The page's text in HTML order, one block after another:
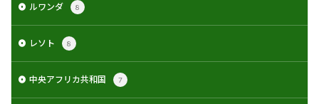
ルワンダ 8
レソト 8
中央アフリカ共和国 7